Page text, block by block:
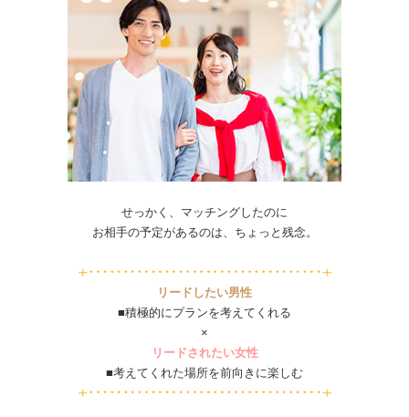
せっかく、マッチングしたのに
お相手の予定があるのは、ちょっと残念。
リードしたい男性
■積極的にプランを考えてくれる
×
リードされたい女性
■考えてくれた場所を前向きに楽しむ